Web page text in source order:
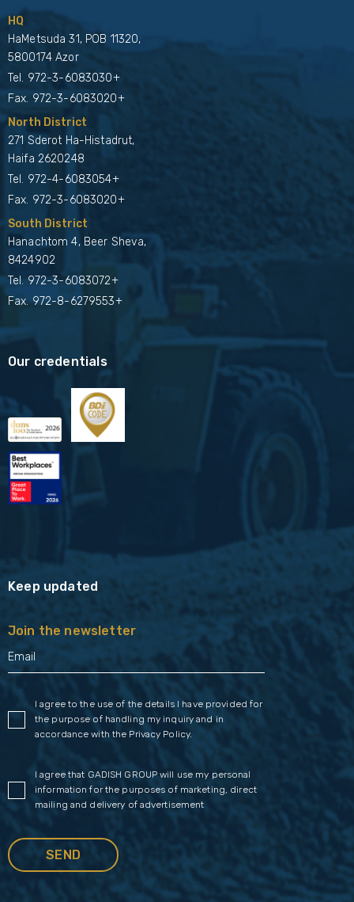
HQ
HaMetsuda 31, POB 11320,
5800174 Azor
Tel. 972-3-6083030+
Fax. 972-3-6083020+
North District
271 Sderot Ha-Histadrut,
Haifa 2620248
Tel. 972-4-6083054+
Fax. 972-3-6083020+
South District
Hanachtom 4, Beer Sheva,
8424902
Tel. 972-3-6083072+
Fax. 972-8-6279553+
Our credentials
Keep updated
Join the newsletter
I agree to the use of the details I have provided for
the purpose of handling my inquiry and in
accordance with the Privacy Policy.
I agree that GADISH GROUP will use my personal
information for the purposes of marketing, direct
mailing and delivery of advertisement